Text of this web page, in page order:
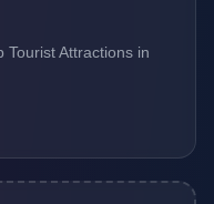
Tourist Attractions in